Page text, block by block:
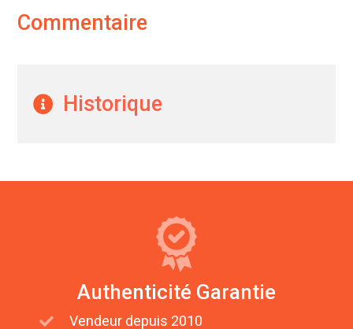
Commentaire
Historique
Authenticité Garantie
Vendeur depuis 2010